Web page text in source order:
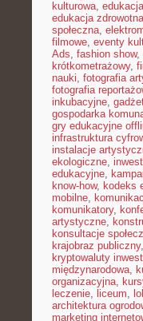
kulturowa,
edukacja zdrowotna
społeczna,
filmowe, eventy
Ads, fashion show,
krótkometrażowy,
nauki, fotografia
fotografia
inkubacyjne,
gospodarka
gry edukacyjne
infrastruktura
instalacje
ekologiczne,
edukacyjne,
know-how, kodeks
mobilne,
komunikatory,
artystyczne,
konsultacje
krajobraz publiczny,
kryptowaluty
międzynarodowa,
organizacyjna,
leczenie, liceum,
architektura
marketing